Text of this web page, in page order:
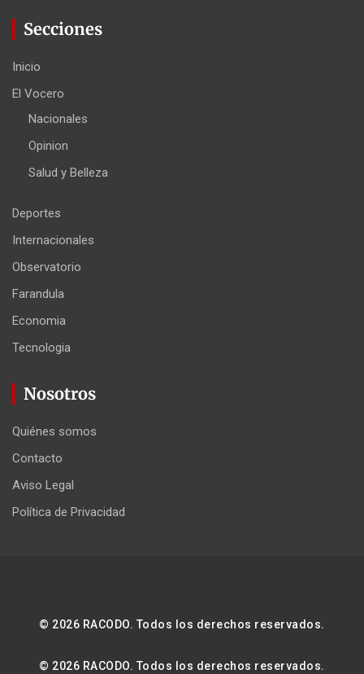
Secciones
Inicio
El Vocero
Nacionales
Opinion
Salud y Belleza
Deportes
Internacionales
Observatorio
Farandula
Economia
Tecnologia
Nosotros
Quiénes somos
Contacto
Aviso Legal
Política de Privacidad